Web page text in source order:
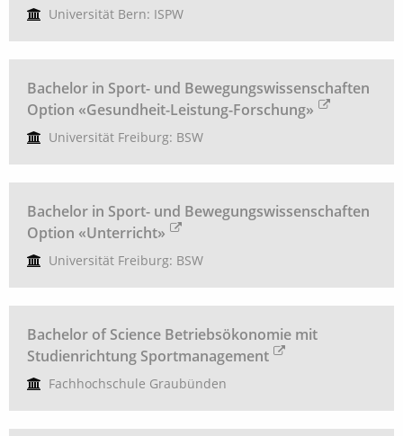
Universität Bern: ISPW
Bachelor in Sport- und Bewegungswissenschaften
Option «Gesundheit-Leistung-Forschung»
Universität Freiburg: BSW
Bachelor in Sport- und Bewegungswissenschaften
Option «Unterricht»
Universität Freiburg: BSW
Bachelor of Science Betriebsökonomie mit
Studienrichtung Sportmanagement
Fachhochschule Graubünden